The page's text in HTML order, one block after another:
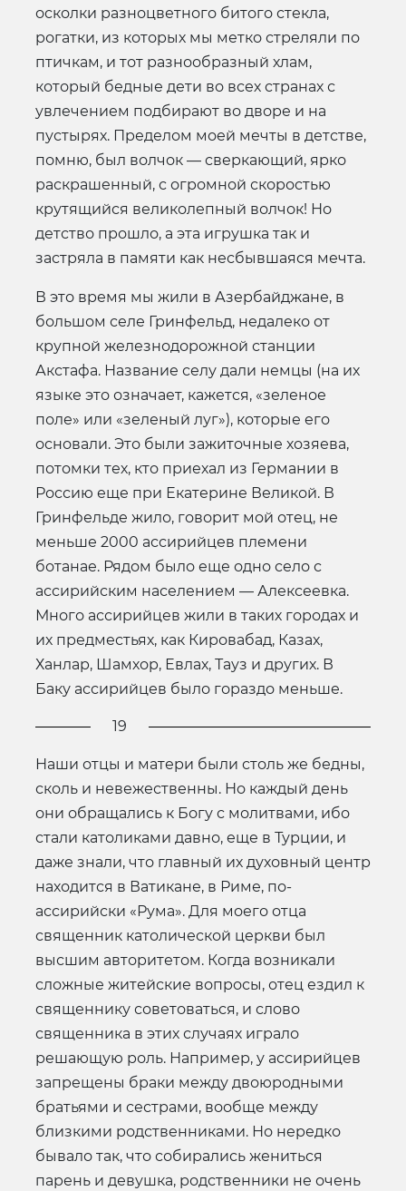
осколки разноцветного битого стекла,
рогатки, из которых мы метко стреляли по
птичкам, и тот разнообразный хлам,
который бедные дети во всех странах с
увлечением подбирают во дворе и на
пустырях. Пределом моей мечты в детстве,
помню, был волчок — сверкающий, ярко
раскрашенный, с огромной скоростью
крутящийся великолепный волчок! Но
детство прошло, а эта игрушка так и
застряла в памяти как несбывшаяся мечта.
В это время мы жили в Азербайджане, в
большом селе Гринфельд, недалеко от
крупной железнодорожной станции
Акстафа. Название селу дали немцы (на их
языке это означает, кажется, «зеленое
поле» или «зеленый луг»), которые его
основали. Это были зажиточные хозяева,
потомки тех, кто приехал из Германии в
Россию еще при Екатерине Великой. В
Гринфельде жило, говорит мой отец, не
меньше 2000 ассирийцев племени
ботанае. Рядом было еще одно село с
ассирийским населением — Алексеевка.
Много ассирийцев жили в таких городах и
их предместьях, как Кировабад, Казах,
Ханлар, Шамхор, Евлах, Тауз и других. В
Баку ассирийцев было гораздо меньше.
19
Наши отцы и матери были столь же бедны,
сколь и невежественны. Но каждый день
они обращались к Богу с молитвами, ибо
стали католиками давно, еще в Турции, и
даже знали, что главный их духовный центр
находится в Ватикане, в Риме, по-
ассирийски «Рума». Для моего отца
священник католической церкви был
высшим авторитетом. Когда возникали
сложные житейские вопросы, отец ездил к
священнику советоваться, и слово
священника в этих случаях играло
решающую роль. Например, у ассирийцев
запрещены браки между двоюродными
братьями и сестрами, вообще между
близкими родственниками. Но нередко
бывало так, что собирались жениться
парень и девушка, родственники не очень